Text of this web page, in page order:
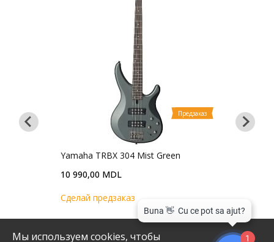
Мы используем cookies, чтобы
Предзаказ
Yamaha TRBX 304 Mist Green
10 990,00 MDL
Cделай предзаказ
23
1